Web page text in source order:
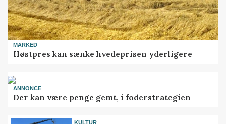
MARKED
Høstpres kan sænke hvedeprisen yderligere
ANNONCE
Der kan være penge gemt, i foderstrategien
KULTUR